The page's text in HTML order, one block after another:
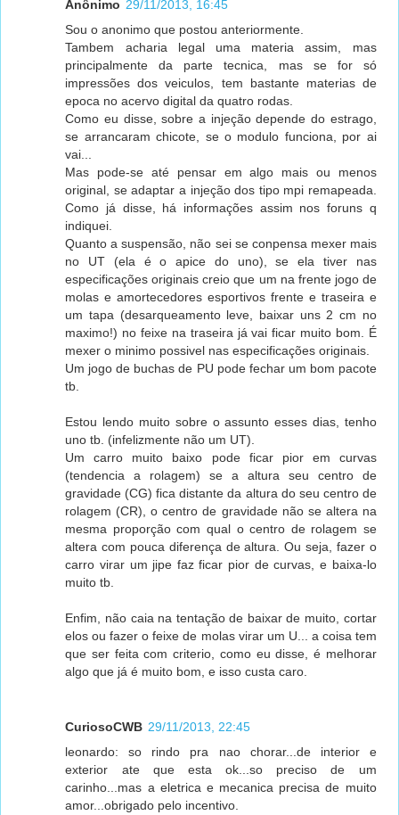
Anônimo 29/11/2013, 16:45
Sou o anonimo que postou anteriormente.
Tambem acharia legal uma materia assim, mas
principalmente da parte tecnica, mas se for só
impressões dos veiculos, tem bastante materias de
epoca no acervo digital da quatro rodas.
Como eu disse, sobre a injeção depende do estrago,
se arrancaram chicote, se o modulo funciona, por ai
vai...
Mas pode-se até pensar em algo mais ou menos
original, se adaptar a injeção dos tipo mpi remapeada.
Como já disse, há informações assim nos foruns q
indiquei.
Quanto a suspensão, não sei se conpensa mexer mais
no UT (ela é o apice do uno), se ela tiver nas
especificações originais creio que um na frente jogo de
molas e amortecedores esportivos frente e traseira e
um tapa (desarqueamento leve, baixar uns 2 cm no
maximo!) no feixe na traseira já vai ficar muito bom. É
mexer o minimo possivel nas especificações originais.
Um jogo de buchas de PU pode fechar um bom pacote
tb.
Estou lendo muito sobre o assunto esses dias, tenho
uno tb. (infelizmente não um UT).
Um carro muito baixo pode ficar pior em curvas
(tendencia a rolagem) se a altura seu centro de
gravidade (CG) fica distante da altura do seu centro de
rolagem (CR), o centro de gravidade não se altera na
mesma proporção com qual o centro de rolagem se
altera com pouca diferença de altura. Ou seja, fazer o
carro virar um jipe faz ficar pior de curvas, e baixa-lo
muito tb.
Enfim, não caia na tentação de baixar de muito, cortar
elos ou fazer o feixe de molas virar um U... a coisa tem
que ser feita com criterio, como eu disse, é melhorar
algo que já é muito bom, e isso custa caro.
CuriosoCWB 29/11/2013, 22:45
leonardo: so rindo pra nao chorar...de interior e
exterior ate que esta ok...so preciso de um
carinho...mas a eletrica e mecanica precisa de muito
amor...obrigado pelo incentivo.